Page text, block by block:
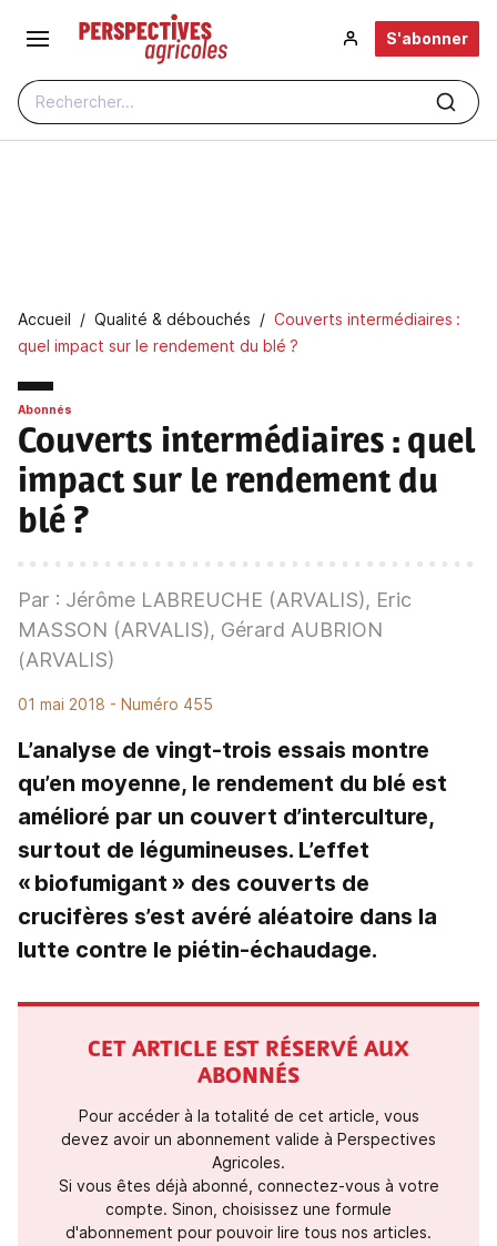
Aller au contenu principal
Rechercher...
S'abonner
Fil d'Ariane
Accueil Qualité & débouchés
Couverts intermédiaires :
quel impact sur le rendement du blé ?
Abonnés
Couverts intermédiaires : quel
impact sur le rendement du
blé ?
Par : Jérôme LABREUCHE (ARVALIS), Eric
MASSON (ARVALIS), Gérard AUBRION
(ARVALIS)
01 mai 2018 - Numéro 455
L’analyse de vingt-trois essais montre
qu’en moyenne, le rendement du blé est
amélioré par un couvert d’interculture,
surtout de légumineuses. L’effet
« biofumigant » des couverts de
crucifères s’est avéré aléatoire dans la
lutte contre le piétin-échaudage.
CET ARTICLE EST RÉSERVÉ AUX
ABONNÉS
Pour accéder à la totalité de cet article, vous
devez avoir un abonnement valide à Perspectives
Agricoles.
Si vous êtes déjà abonné, connectez-vous à votre
compte. Sinon, choisissez une formule
d'abonnement pour pouvoir lire tous nos articles.